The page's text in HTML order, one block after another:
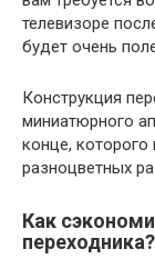
телевизоре
будет очень
Конструкция
миниатюрного
конце, которого
разноцветных
Как
переходника?